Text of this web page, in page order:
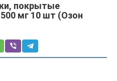
покрытые
мг 10 шт (Озон